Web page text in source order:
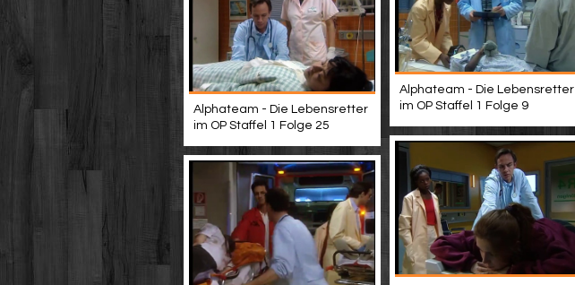
Alphateam - Die Lebensretter
im OP Staffel 1 Folge 9
Alphateam - Die Lebensretter
im OP Staffel 1 Folge 25